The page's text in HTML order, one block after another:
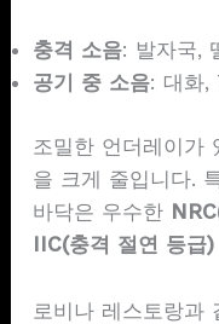
충격 소음: 발자국,
공기 중 소음: 대화,
조밀한 언더레이가
을 크게 줄입니다.
바닥은 우수한
IIC(충격 절연 등급)
로비나 레스토랑과